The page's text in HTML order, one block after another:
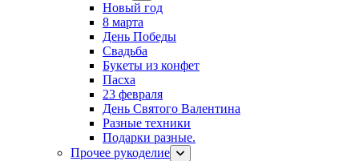
Новый год
8 марта
День Победы
Свадьба
Букеты из конфет
Пасха
23 февраля
День Святого Валентина
Разные техники
Подарки разные.
Прочее рукоделие